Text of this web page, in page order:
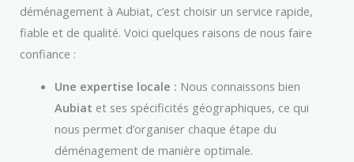
déménagement à Aubiat, c’est choisir un service rapide,
fiable et de qualité. Voici quelques raisons de nous faire
confiance :
Une expertise locale : Nous connaissons bien
Aubiat et ses spécificités géographiques, ce qui
nous permet d’organiser chaque étape du
déménagement de manière optimale.